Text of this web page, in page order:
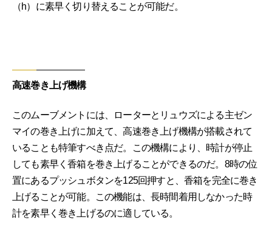
（h）に素早く切り替えることが可能だ。
高速巻き上げ機構
このムーブメントには、ローターとリュウズによる主ゼン
マイの巻き上げに加えて、高速巻き上げ機構が搭載されて
いることも特筆すべき点だ。この機構により、時計が停止
しても素早く香箱を巻き上げることができるのだ。8時の位
置にあるプッシュボタンを125回押すと、香箱を完全に巻き
上げることが可能。この機能は、長時間着用しなかった時
計を素早く巻き上げるのに適している。